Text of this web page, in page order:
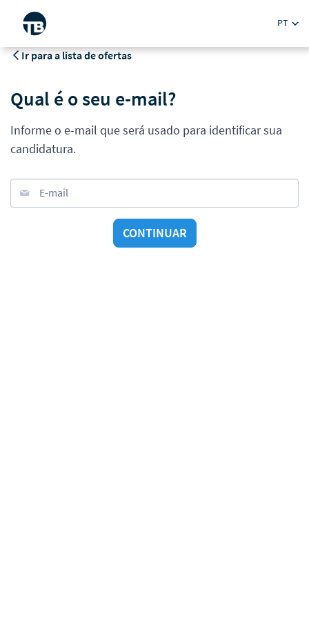
PT
Ir para a lista de ofertas
Qual é o seu e-mail?
Informe o e-mail que será usado para identificar sua
candidatura.
E-mail
CONTINUAR